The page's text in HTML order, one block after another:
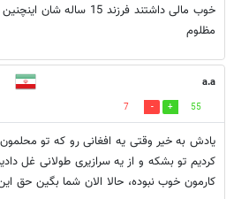
خوب مالی داشتند فرزند 15
مظلوم
a.a
55
7
یادش به خیر وقتی یه افغانی رو که تو
کردیم تو بشکه و از یه سرازیری طولانی غل
کارمون خوب نبوده، حالا الان شما بگین حق